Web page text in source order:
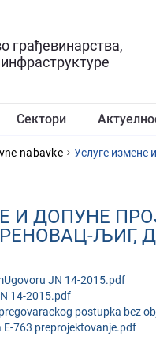
грађевинарства,
Сектори
nabavke
И ДOПУНE
JN 14-2015.pdf
14-2015.pdf
postupka bez
763 preprojektovanje.pdf